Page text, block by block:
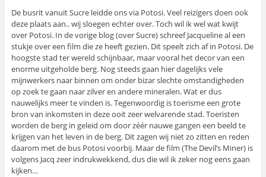
De busrit vanuit Sucre leidde ons via Potosi. Veel reizigers doen ook
deze plaats aan.. wij sloegen echter over. Toch wil ik wel wat kwijt
over Potosi. In de vorige blog (over Sucre) schreef Jacqueline al een
stukje over een film die ze heeft gezien. Dit speelt zich af in Potosi. De
hoogste stad ter wereld schijnbaar, maar vooral het decor van een
enorme uitgeholde berg. Nog steeds gaan hier dagelijks vele
mijnwerkers naar binnen om onder bizar slechte omstandigheden
op zoek te gaan naar zilver en andere mineralen. Wat er dus
nauwelijks meer te vinden is. Tegenwoordig is toerisme een grote
bron van inkomsten in deze ooit zeer welvarende stad. Toeristen
worden de berg in geleid om door zéér nauwe gangen een beeld te
krijgen van het leven in de berg. Dit zagen wij niet zo zitten en reden
daarom met de bus Potosi voorbij. Maar de film (The Devil’s Miner) is
volgens Jacq zeer indrukwekkend, dus die wil ik zeker nog eens gaan
kijken…